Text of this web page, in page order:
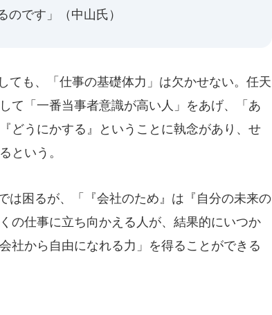
です」（中山氏）
ても、「仕事の基礎体力」は欠かせない。任天
て「一番当事者意識が高い人」をあげ、「あ
どうにかする』ということに執念があり、せ
という。
は困るが、「『会社のため』は『自分の未来の
の仕事に立ち向かえる人が、結果的にいつか
社から自由になれる力」を得ることができる